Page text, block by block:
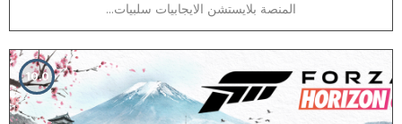
المنصة بلايستشن الايجابيات سلبيات...
10.0